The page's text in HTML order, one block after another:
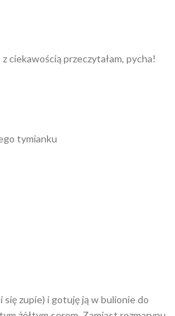
ciekawością przeczytałam, pycha!
tymianku
się zupie) i gotuję ją w bulionie do